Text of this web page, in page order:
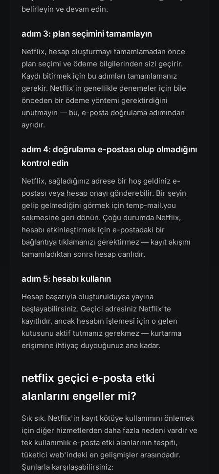
belirleyin ve devam edin.
adım 3: plan seçimini tamamlayın
Netflix, hesap oluşturmayı tamamlamadan önce
plan seçimi ve ödeme bilgilerinden sizi geçirir.
Kaydı bitirmek için bu adımları tamamlamanız
gerekir. Netflix'in genellikle denemeler için bile
önceden bir ödeme yöntemi gerektirdiğini
unutmayın — bu, e-posta doğrulama adımından
ayrıdır.
adım 4: doğrulama e-postası olup olmadığını
kontrol edin
Netflix, sağladığınız adrese bir hoş geldiniz e-
postası veya hesap onayı gönderebilir. Bir şeyin
gelip gelmediğini görmek için temp-mail.you
sekmesine geri dönün. Çoğu durumda Netflix,
hesabı etkinleştirmek için e-postadaki bir
bağlantıya tıklamanızı gerektirmez — kayıt akışını
tamamladıktan sonra hesap canlıdır.
adım 5: hesabı kullanın
Hesap başarıyla oluşturulduysa yayına
başlayabilirsiniz. Geçici adresiniz Netflix'te
kayıtlıdır, ancak hesabın işlemesi için o gelen
kutusunu aktif tutmanız gerekmez — kurtarma
erişimine ihtiyaç duyduğunuz ana kadar.
netflix geçici e-posta etki
alanlarını engeller mi?
Sık sık. Netflix'in kayıt kötüye kullanımını önlemek
için diğer hizmetlerden daha fazla nedeni vardır ve
tek kullanımlık e-posta etki alanlarının tespiti,
tüketici web'indeki en gelişmişler arasındadır.
Şunlarla karşılaşabilirsiniz: